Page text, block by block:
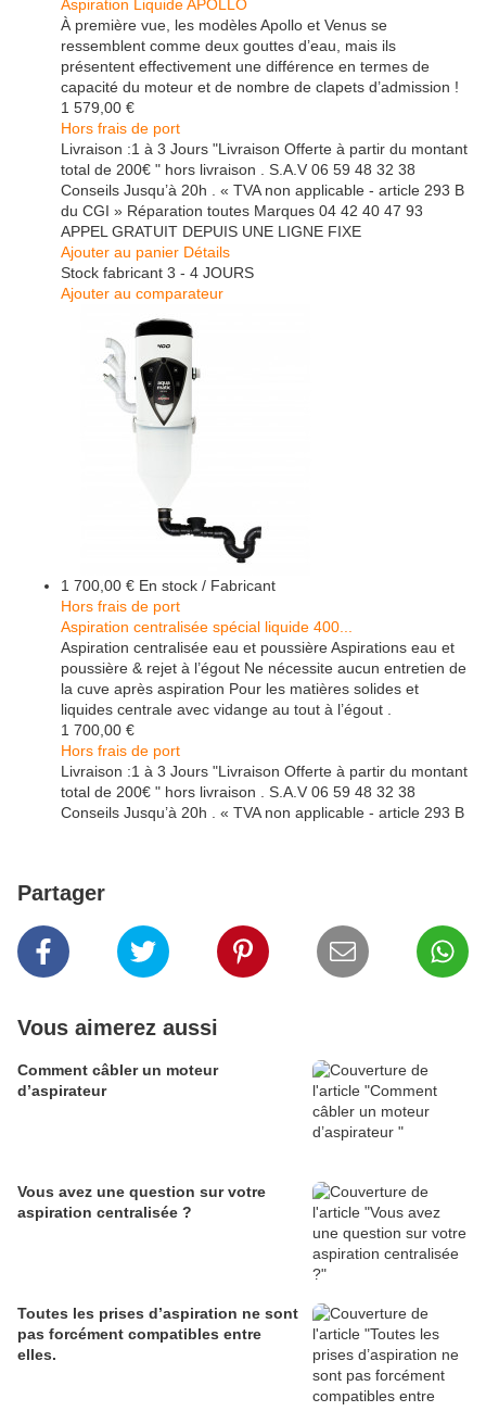
Aspiration Liquide APOLLO
À première vue, les modèles Apollo et Venus se
ressemblent comme deux gouttes d’eau, mais ils
présentent effectivement une différence en termes de
capacité du moteur et de nombre de clapets d’admission !
1 579,00 €
Hors frais de port
Livraison :1 à 3 Jours "Livraison Offerte à partir du montant
total de 200€ " hors livraison . S.A.V 06 59 48 32 38
Conseils Jusqu’à 20h . « TVA non applicable - article 293 B
du CGI » Réparation toutes Marques 04 42 40 47 93
APPEL GRATUIT DEPUIS UNE LIGNE FIXE
Ajouter au panier Détails
Stock fabricant 3 - 4 JOURS
Ajouter au comparateur
1 700,00 € En stock / Fabricant
Hors frais de port
Aspiration centralisée spécial liquide 400...
Aspiration centralisée eau et poussière Aspirations eau et
poussière & rejet à l’égout Ne nécessite aucun entretien de
la cuve après aspiration Pour les matières solides et
liquides centrale avec vidange au tout à l’égout .
1 700,00 €
Hors frais de port
Livraison :1 à 3 Jours "Livraison Offerte à partir du montant
total de 200€ " hors livraison . S.A.V 06 59 48 32 38
Conseils Jusqu’à 20h . « TVA non applicable - article 293 B
Partager
Vous aimerez aussi
Comment câbler un moteur
d’aspirateur
Vous avez une question sur votre
aspiration centralisée ?
Toutes les prises d’aspiration ne sont
pas forcément compatibles entre
elles.